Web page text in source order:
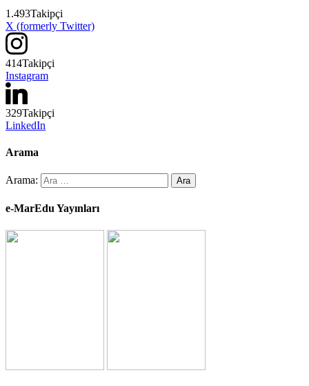
1.493Takipçi
X (formerly Twitter)
414Takipçi
Instagram
329Takipçi
LinkedIn
Arama
Arama:
e-MarEdu Yayınları